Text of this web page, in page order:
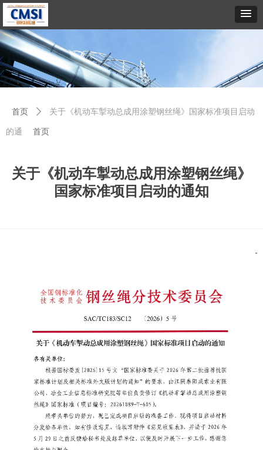
关于《机动车掣动总成用涂塑钢丝绳》
国家标准项目启动的通知
首页 ꄲ 关于《机动车掣动总成用涂塑钢丝绳》国家标准项目启动
的通知 首页